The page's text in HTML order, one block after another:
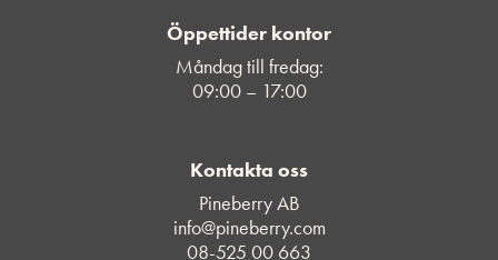
Öppettider kontor
Måndag till fredag:
09:00 – 17:00
Kontakta oss
Pineberry AB
info@pineberry.com
08-525 00 663